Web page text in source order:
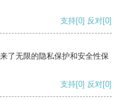
支持[0] 反对[0]
了无限的隐私保护和安全性保
支持[0] 反对[0]